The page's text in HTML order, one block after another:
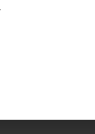
mediateca-
https://
sciences/